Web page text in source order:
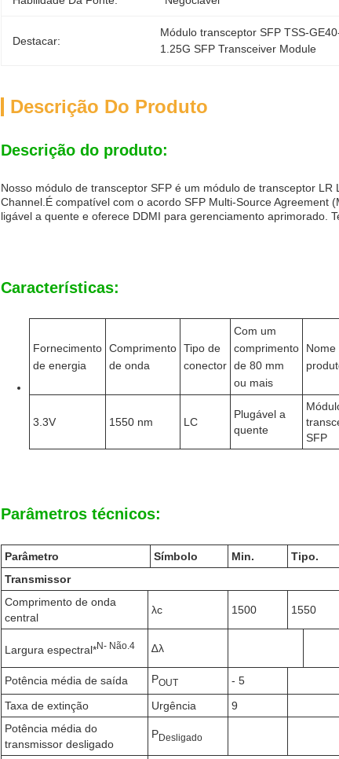
Destacar:
Módulo transceptor SFP TSS-
1.25G SFP Transceiver Module
Descrição Do Produto
Descrição do produto:
Nosso módulo de transceptor SFP é um módulo de transceptor
Channel.É compatível com o acordo SFP Multi-Source
ligável a quente e oferece DDMI para gerenciamento aprimorado.
Características:
Fornecimento
de energia
Comprimento
de onda
Tipo de
conector
Com um
comprimento
de 80 mm
ou mais
Nome
3.3V 1550 nm LC
Plugável a
quente
SFP
Parâmetros técnicos:
Parâmetro Símbolo Min. Tipo.
Transmissor
Comprimento de onda
central
λc 1500 1550
Largura espectral*N- Não. 4 ∆λ
Potência média de saída
POUT - 5
Taxa de extinção
Urgência 9
Potência média do
transmissor desligado
PDesligado